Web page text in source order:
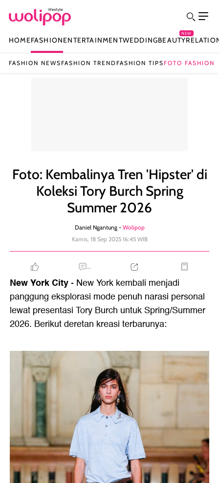
HOMEFASHIONENTERTAINMENTWEDDINGBEAUTY
NEW
FASHION NEWS FASHION TREND FASHION TIPS FOTO FASHION
Foto: Kembalinya Tren 'Hipster' di
Koleksi Tory Burch Spring
Summer 2026
Daniel Ngantung - Wolipop
Kamis, 18 Sep 2025 16:45 WIB
...
New York City- New York kembali menjadi
panggung eksplorasi mode penuh narasi personal
lewat presentasi Tory Burch untuk Spring/Summer
2026. Berikut deretan kreasi terbarunya: